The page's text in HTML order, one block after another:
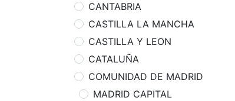
CANTABRIA
CASTILLA LA MANCHA
CASTILLA Y LEON
CATALUÑA
COMUNIDAD DE MADRID
MADRID CAPITAL